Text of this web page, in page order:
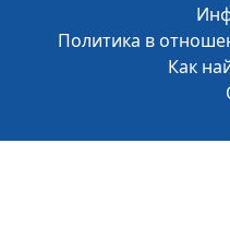
Политика в
Как